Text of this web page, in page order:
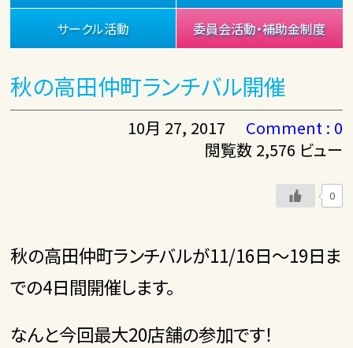
サークル活動 委員会活動・補助金制度
秋の高田仲町ランチバル開催
10月 27, 2017
Comment : 0
閲覧数 2,576 ビュー
0
秋の高田仲町ランチバルが11/16日～19日ま
での4日間開催します。
なんと今回最大20店舗の参加です！